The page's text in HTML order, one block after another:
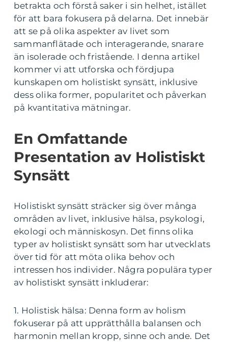
betrakta och förstå saker i sin helhet, istället
för att bara fokusera på delarna. Det innebär
att se på olika aspekter av livet som
sammanflätade och interagerande, snarare
än isolerade och fristående. I denna artikel
kommer vi att utforska och fördjupa
kunskapen om holistiskt synsätt, inklusive
dess olika former, popularitet och påverkan
på kvantitativa mätningar.
En Omfattande
Presentation av Holistiskt
Synsätt
Holistiskt synsätt sträcker sig över många
områden av livet, inklusive hälsa, psykologi,
ekologi och människosyn. Det finns olika
typer av holistiskt synsätt som har utvecklats
över tid för att möta olika behov och
intressen hos individer. Några populära typer
av holistiskt synsätt inkluderar:
1. Holistisk hälsa: Denna form av holism
fokuserar på att upprätthålla balansen och
harmonin mellan kropp, sinne och ande. Det